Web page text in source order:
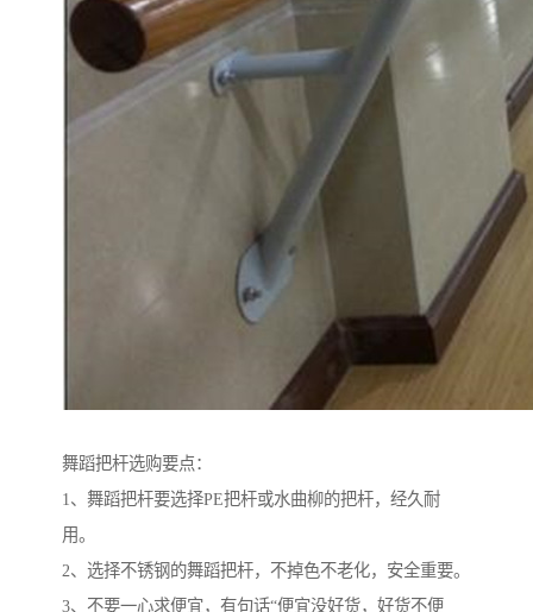
舞蹈把杆选购要点：
1、舞蹈把杆要选择PE把杆或水曲柳的把杆，经久耐
用。
2、选择不锈钢的舞蹈把杆，不掉色不老化，安全重要。
3、不要一心求便宜，有句话“便宜没好货，好货不便